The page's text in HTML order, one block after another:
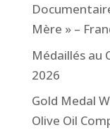
Mère » –
Médaillés au
2026
Gold Medal
Olive Oil